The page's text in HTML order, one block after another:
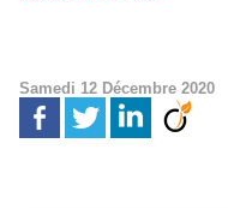
Samedi 12 Décembre 2020